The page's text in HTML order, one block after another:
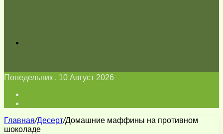
Понедельник , 10 Август 2026
Главная/Десерт/Домашние маффины на противном
шоколаде